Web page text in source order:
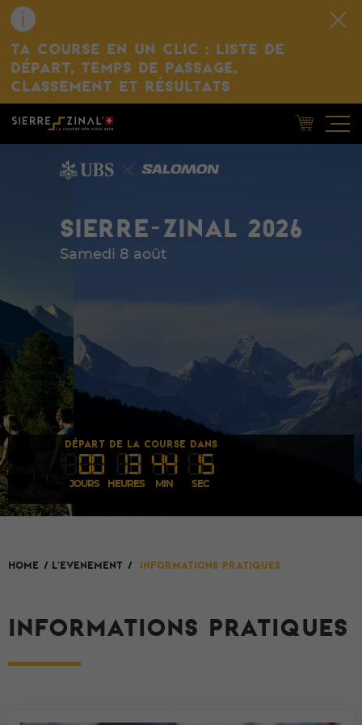
TA COURSE EN UN CLIC : LISTE DE
DÉPART, TEMPS DE PASSAGE,
CLASSEMENT ET RÉSULTATS
SIERRE-ZINAL 2026
Samedi 8 août
DÉPART DE LA COURSE DANS
00 13 44 14
JOURS HEURES MIN SEC
HOME / L'evenement / Informations pratiques
INFORMATIONS PRATIQUES